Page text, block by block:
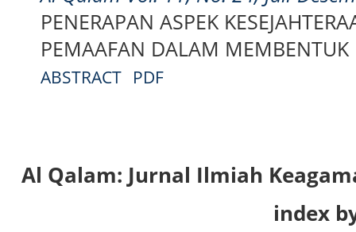
PENERAPAN ASPEK
PEMAAFAN DALAM MEMBENTUK
ABSTRACT PDF
Al Qalam: Jurnal Ilmiah
index